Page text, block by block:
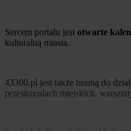
Sercem portalu jest otwarte
kulturalną miasta.
43300.pl jest także bramą do
przestrzeniach miejskich,